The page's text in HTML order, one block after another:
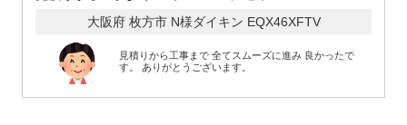
大阪府 枚方市 N様ダイキン EQX46XFTV
見積りから工事まで 全てスムーズに進み 良かったで
す。 ありがとうございます。